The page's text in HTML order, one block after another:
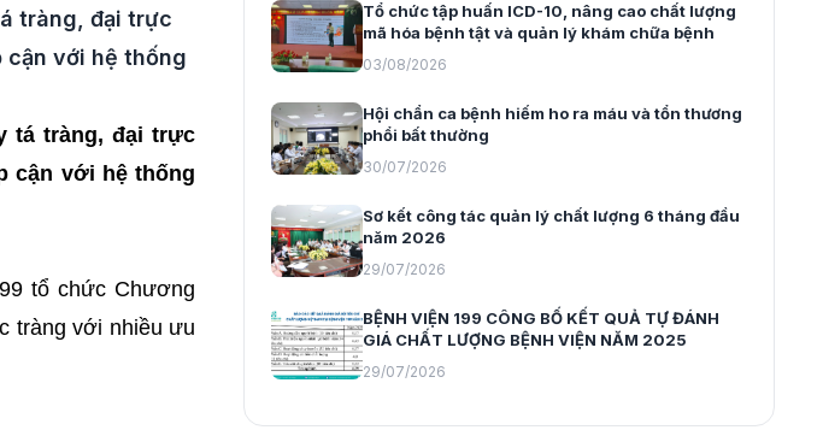
tràng, đại trực
cận với hệ thống
tá tràng, đại trực
cận với hệ thống
tổ chức Chương
tràng với nhiều ưu
Tổ chức tập huấn ICD-10, nâng cao chất lượng
mã hóa bệnh tật và quản lý khám chữa bệnh
03/08/2026
Hội chẩn ca bệnh hiếm ho ra máu và tổn thương
phổi bất thường
30/07/2026
Sơ kết công tác quản lý chất lượng 6 tháng đầu
năm 2026
29/07/2026
BỆNH VIỆN 199 CÔNG BỐ KẾT QUẢ TỰ ĐÁNH
GIÁ CHẤT LƯỢNG BỆNH VIỆN NĂM 2025
29/07/2026